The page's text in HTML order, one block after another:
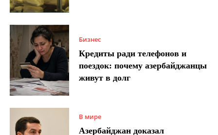
Бизнес
Кредиты ради телефонов и
поездок: почему азербайджанцы
живут в долг
В мире
Азербайджан доказал